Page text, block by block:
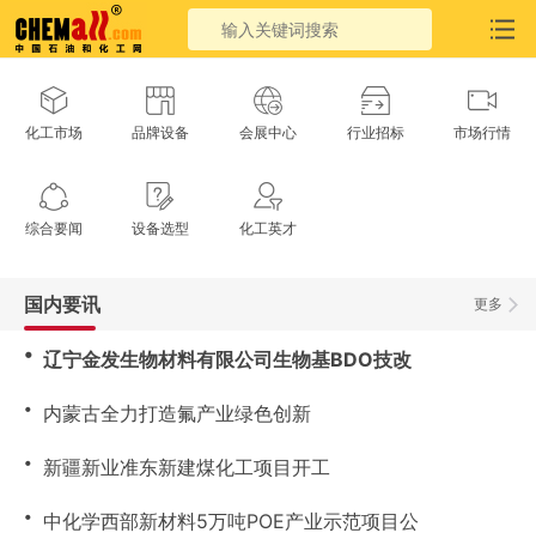
化工市场 品牌设备 会展中心 行业招标 市场行情
综合要闻 设备选型 化工英才
更多
国内要讯
・ 辽宁金发生物材料有限公司生物基BDO技改
・ 内蒙古全力打造氟产业绿色创新
・ 新疆新业准东新建煤化工项目开工
・ 中化学西部新材料5万吨POE产业示范项目公